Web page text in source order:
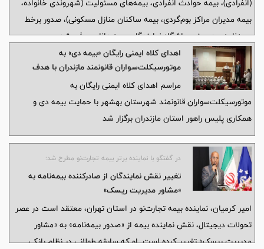
(انفرادی)، بيمه حوادث انفرادی، بيمه‌های مسئوليت (شهروندی خانواده،
بيمه مديران مراکز بوم‌گردی، بيمه ساکنان منازل مسکونی)، صدور برخط
بيمه‌نامه و همچنين باشگاه نمايندگان بيمه دانا، معرفی شد.
اهدای کلاه ایمنی رایگان «بیمه دی» به
موتورسیکلت‌سواران قانونمند مازندران با هدف
ارتقای فرهنگ ترافیکی
مراسم اهدای کلاه ایمنی رایگان به
موتورسیکلت‌سواران قانونمند شهرستان بهشهر با حمایت بیمه دی و
همکاری پلیس راهور استان مازندران برگزار شد
در گفتگو با نماینده برتر بیمه تجارت‌نو مطرح شد:
تغییر نقش نمایندگان از صادرکننده بیمه‌نامه به
«مشاور مدیریت ریسک»
امیر کرمیان، نماینده بیمه تجارت‌نو در استان تهران، معتقد است در عصر
تحولات دیجیتال، نقش نماینده بیمه از «صدور بیمه‌نامه» به «مشاور
مدیریت ریسک» تغییر کرده است. او که سابقه طولانی در نظام بانکی